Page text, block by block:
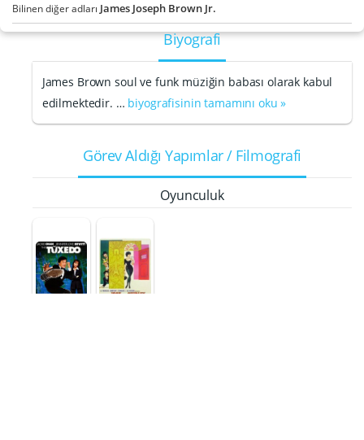
Bilinen diğer adlarıJames Joseph Brown Jr.
Biyografi
James Brown soul ve funk müziğin babası olarak kabul
edilmektedir. … biyografisinin tamamını oku »
Görev Aldığı Yapımlar / Filmografi
Oyunculuk